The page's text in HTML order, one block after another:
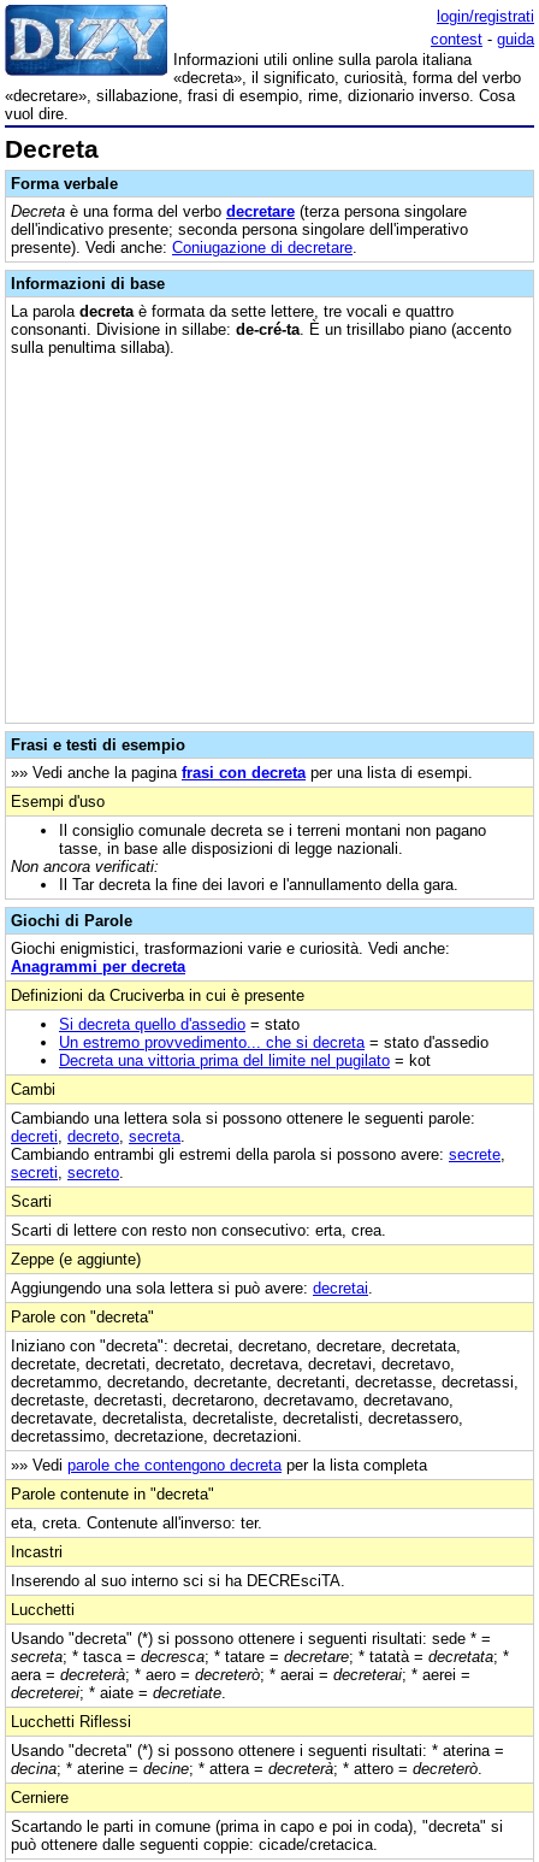
login/registrati
contest - guida
Informazioni utili online sulla parola italiana
«decreta», il significato, curiosità, forma del verbo
«decretare», sillabazione, frasi di esempio, rime, dizionario inverso. Cosa
vuol dire.
Decreta
Forma verbale
Decreta è una forma del verbo decretare (terza persona singolare
dell'indicativo presente; seconda persona singolare dell'imperativo
presente). Vedi anche: Coniugazione di decretare
Informazioni di base
La parola decreta è formata da sette lettere, tre vocali e quattro
consonanti. Divisione in sillabe: de-cré-ta . È un trisillabo piano (accento
sulla penultima sillaba).
Frasi e testi di esempio
»» Vedi anche la pagina frasi con decreta per una lista di esempi.
Esempi d'uso
Il consiglio comunale decreta se i terreni montani non pagano
tasse, in base alle disposizioni di legge nazionali.
Non ancora verificati:
Il Tar decreta la fine dei lavori e l'annullamento della gara.
Giochi di Parole
Giochi enigmistici, trasformazioni varie e curiosità. Vedi anche:
Anagrammi per decreta
Definizioni da Cruciverba in cui è presente
Si decreta quello d'assedio = stato
Un estremo provvedimento... che si decreta = stato d'assedio
Decreta una vittoria prima del limite nel pugilato = kot
Cambi
Cambiando una lettera sola si possono ottenere le seguenti parole:
decreti decreto secreta
Cambiando entrambi gli estremi della parola si possono avere: secrete
secreti secreto
Scarti
Scarti di lettere con resto non consecutivo: erta, crea.
Zeppe (e aggiunte)
Aggiungendo una sola lettera si può avere: decretai
Parole con "decreta"
Iniziano con "decreta": decretai, decretano, decretare, decretata,
decretate, decretati, decretato, decretava, decretavi, decretavo,
decretammo, decretando, decretante, decretanti, decretasse, decretassi,
decretaste, decretasti, decretarono, decretavamo, decretavano,
decretavate, decretalista, decretaliste, decretalisti, decretassero,
decretassimo, decretazione, decretazioni.
»» Vedi parole che contengono decreta per la lista completa
Parole contenute in "decreta"
eta, creta. Contenute all'inverso: ter.
Incastri
Inserendo al suo interno sci si ha DECREsciTA.
Lucchetti
Usando "decreta" (*) si possono ottenere i seguenti risultati: sede * =
secreta; * tasca = decresca; * tatare = decretare; * tatatà = decretata; *
aera = decreterà; * aero = decreterò; * aerai = decreterai; * aerei =
decreterei; * aiate = decretiate
Lucchetti Riflessi
Usando "decreta" (*) si possono ottenere i seguenti risultati: * aterina =
decina; * aterine = decine; * attera = decreterà; * attero = decreterò
Cerniere
Scartando le parti in comune (prima in capo e poi in coda), "decreta" si
può ottenere dalle seguenti coppie: cicade/cretacica.